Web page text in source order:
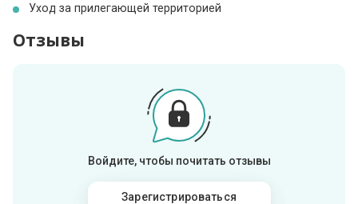
Уход за прилегающей территорией
Отзывы
Войдите, чтобы почитать отзывы
Зарегистрироваться